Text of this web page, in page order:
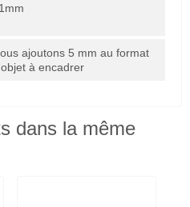
ajoutons 5 mm au format
à encadrer
dans la même